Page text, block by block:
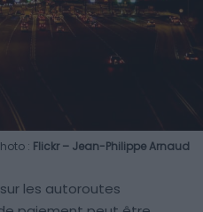
: Flickr – Jean-Philippe Arnaud
les autoroutes